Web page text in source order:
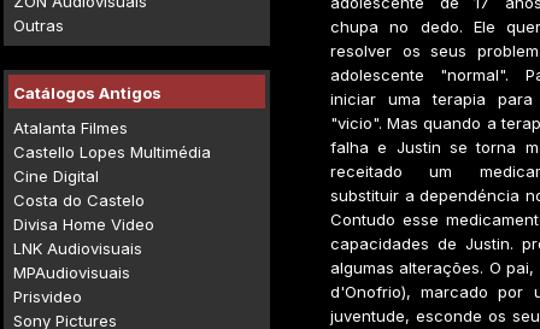
Outras
Catálogos Antigos
Atalanta Filmes
Castello Lopes Multimédia
Cine Digital
Costa do Castelo
Divisa Home Video
LNK Audiovisuais
MPAudiovisuais
Prisvideo
Sony Pictures
chupa no dedo. Ele
resolver os seus
adolescente "normal".
iniciar uma terapia
"vicio". Mas quando a
falha e Justin se torna
receitado um
substituir a dependéncia
Contudo esse
capacidades de Justin.
algumas alterações. O
d'Onofrio), marcado por
juventude, esconde os